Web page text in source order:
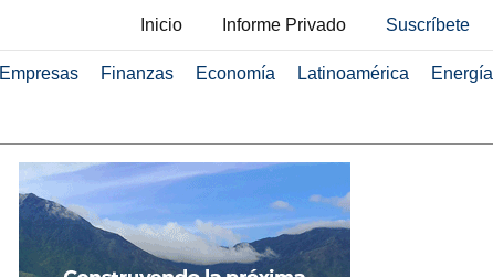
Inicio Informe Privado Suscríbete
Empresas Finanzas Economía Latinoamérica Energía